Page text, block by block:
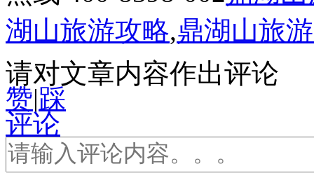
湖山旅游攻略,鼎湖山旅
请对文章内容作出评论
赞|踩
评论